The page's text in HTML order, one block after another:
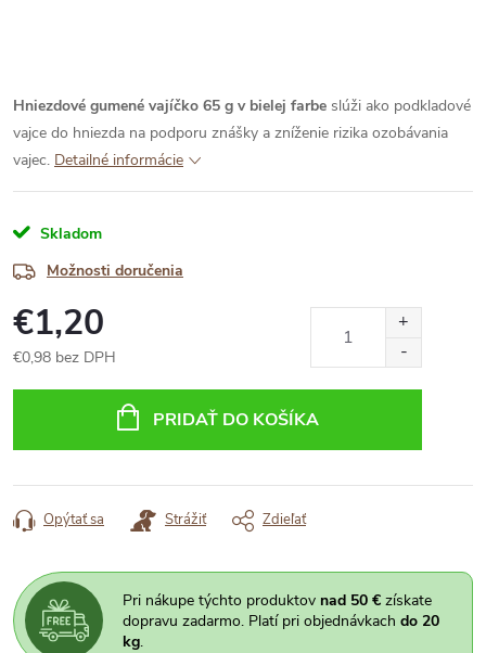
Hniezdové gumené vajíčko 65 g v bielej farbe slúži ako podkladové
vajce do hniezda na podporu znášky a zníženie rizika ozobávania
vajec. Detailné informácie
Skladom
Možnosti doručenia
€1,20
€0,98 bez DPH
PRIDAŤ DO KOŠÍKA
Opýtať sa Strážiť Zdieľať
Pri nákupe týchto produktov nad 50 € získate
dopravu zadarmo. Platí pri objednávkach do 20
kg.